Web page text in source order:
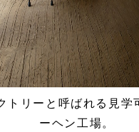
トリーと呼ばれる見学
ーヘン工場。